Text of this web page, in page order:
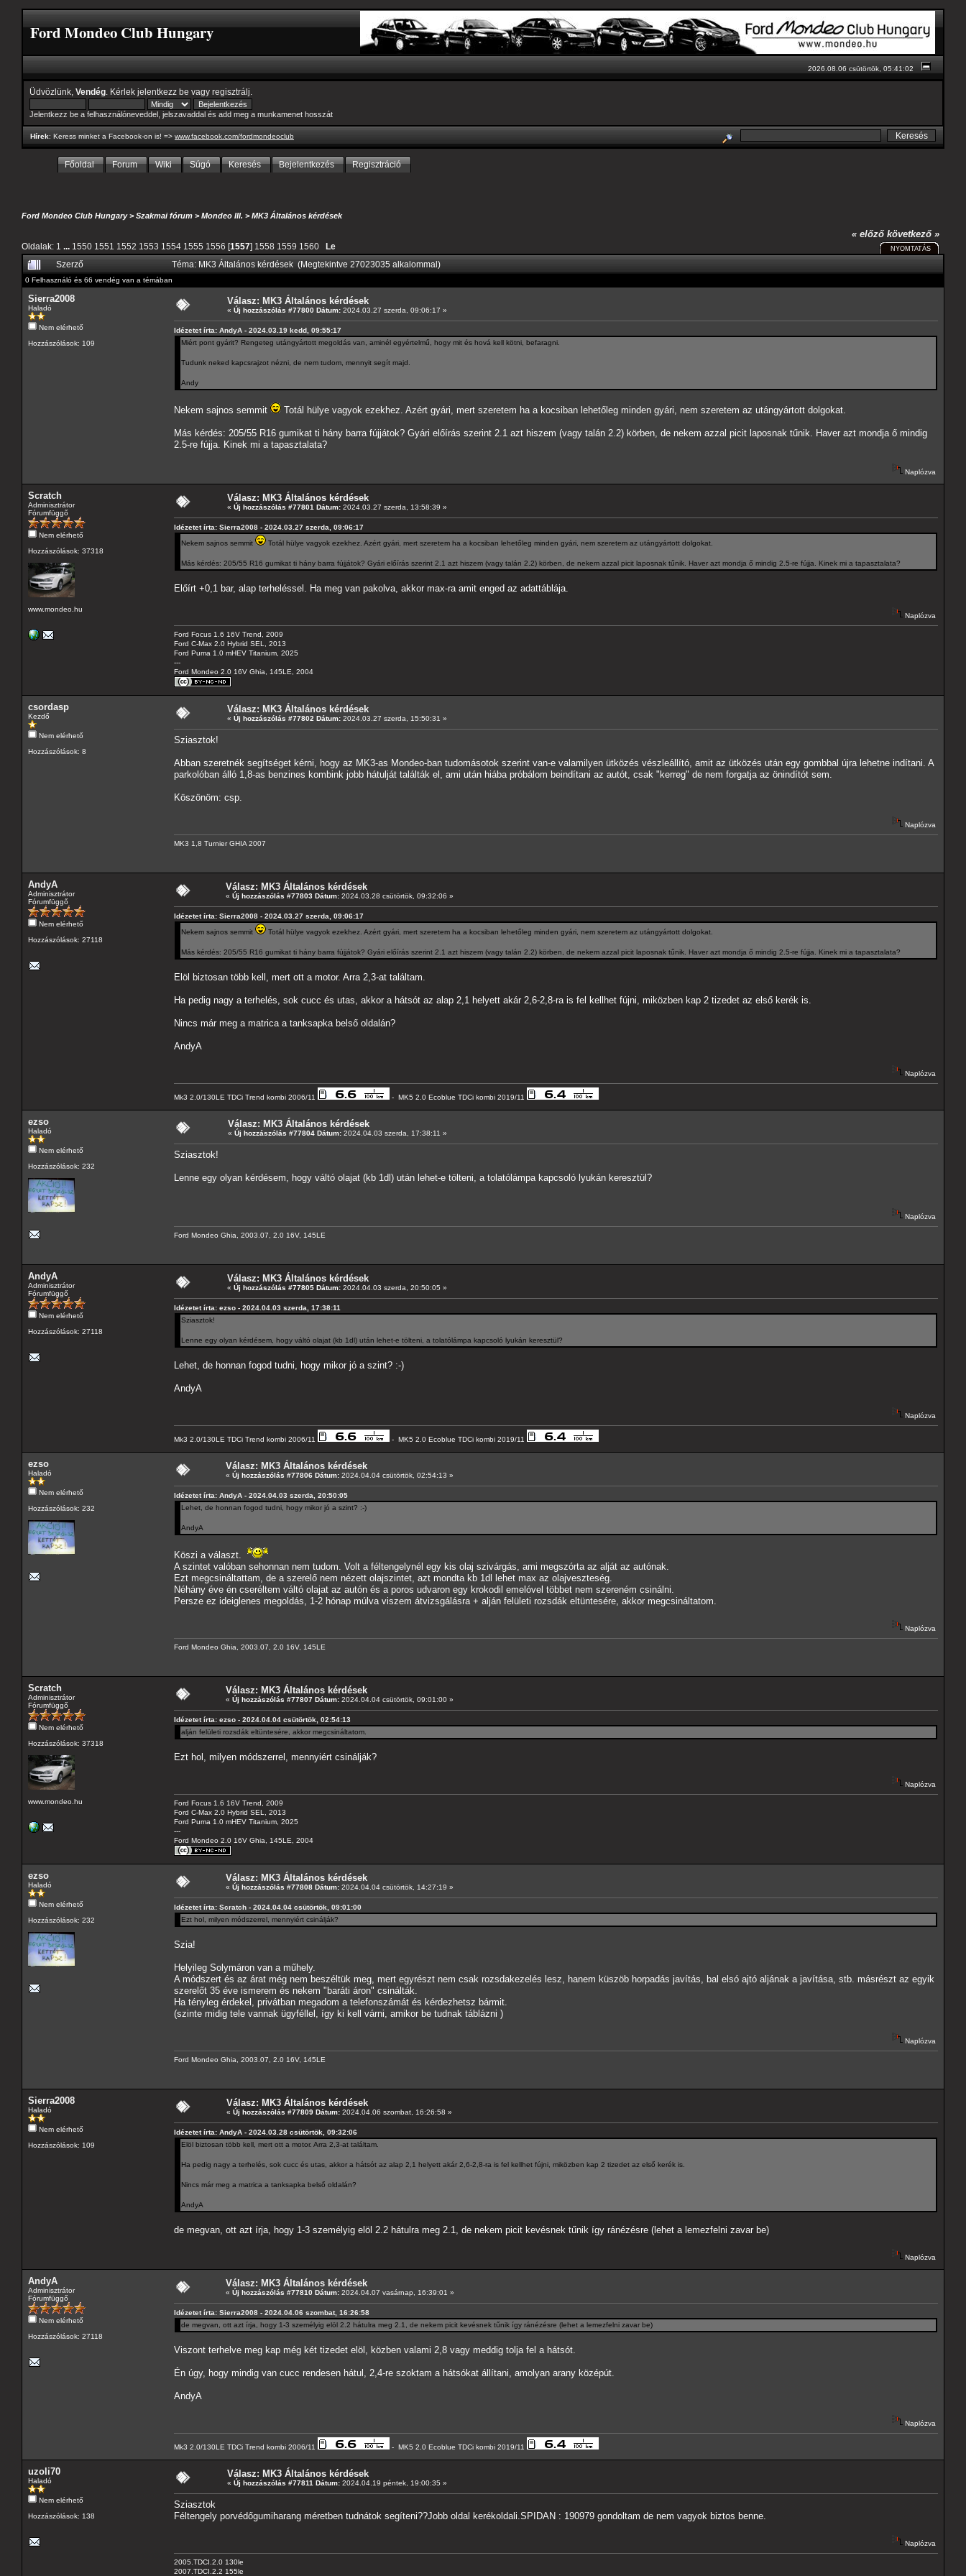
Ford Mondeo Club Hungary
2026.08.06 csütörtök, 05:41:02
Üdvözlünk, Vendég . Kérlek jelentkezz be vagy regisztrálj
Jelentkezz be a felhasználóneveddel, jelszavaddal és add meg a munkamenet hosszát
Hírek: Keress minket a Facebook-on is! => www.facebook.com/fordmondeoclub
Főoldal Forum Wiki Súgó Keresés Bejelentkezés Regisztráció
Ford Mondeo Club Hungary>Szakmai fórum >Mondeo III. >MK3 Általános kérdések
Oldalak: 1 ... 1550 1551 1552 1553 1554 1555 1556 [1557] 1558 1559 1560 Le
« előző következő »
NYOMTATÁS
Szerző Téma: MK3 Általános kérdések (Megtekintve 27023035 alkalommal)
0 Felhasználó és 66 vendég van a témában
Sierra2008
Haladó
Nem elérhető
Hozzászólások: 109
Válasz: MK3 Általános kérdések
« Új hozzászólás #77800 Dátum: 2024.03.27 szerda, 09:06:17 »
Idézetet írta: AndyA - 2024.03.19 kedd, 09:55:17
Miért pont gyárit? Rengeteg utángyártott megoldás van, aminél egyértelmű, hogy mit és hová kell kötni, befaragni.
Tudunk neked kapcsrajzot nézni, de nem tudom, mennyit segít majd.
Andy
Nekem sajnos semmit Totál hülye vagyok ezekhez. Azért gyári, mert szeretem ha a kocsiban lehetőleg minden gyári, nem szeretem az utángyártott dolgokat.
Más kérdés: 205/55 R16 gumikat ti hány barra fújjátok? Gyári előírás szerint 2.1 azt hiszem (vagy talán 2.2) körben, de nekem azzal picit laposnak tűnik. Haver azt mondja ő mindig
2.5-re fújja. Kinek mi a tapasztalata?
Naplózva
Scratch
Adminisztrátor
Fórumfüggő
Nem elérhető
Hozzászólások: 37318
www.mondeo.hu
Válasz: MK3 Általános kérdések
« Új hozzászólás #77801 Dátum: 2024.03.27 szerda, 13:58:39 »
Idézetet írta: Sierra2008 - 2024.03.27 szerda, 09:06:17
Nekem sajnos semmit
Totál hülye vagyok ezekhez. Azért gyári, mert szeretem ha a kocsiban lehetőleg minden gyári, nem szeretem az utángyártott dolgokat.
Más kérdés: 205/55 R16 gumikat ti hány barra fújjátok? Gyári előírás szerint 2.1 azt hiszem (vagy talán 2.2) körben, de nekem azzal picit laposnak tűnik. Haver azt mondja ő mindig 2.5-re fújja. Kinek mi a tapasztalata?
Előírt +0,1 bar, alap terheléssel. Ha meg van pakolva, akkor max-ra amit enged az adattáblája.
Naplózva
Ford Focus 1.6 16V Trend, 2009
Ford C-Max 2.0 Hybrid SEL, 2013
Ford Puma 1.0 mHEV Titanium, 2025
---
Ford Mondeo 2.0 16V Ghia, 145LE, 2004
csordasp
Kezdő
Nem elérhető
Hozzászólások: 8
Válasz: MK3 Általános kérdések
« Új hozzászólás #77802 Dátum: 2024.03.27 szerda, 15:50:31 »
Sziasztok!
Abban szeretnék segítséget kérni, hogy az MK3-as Mondeo-ban tudomásotok szerint van-e valamilyen ütközés vészleállító, amit az ütközés után egy gombbal újra lehetne indítani. A
parkolóban álló 1,8-as benzines kombink jobb hátulját találták el, ami után hiába próbálom beindítani az autót, csak "kerreg" de nem forgatja az önindítót sem.
Köszönöm: csp.
Naplózva
MK3 1,8 Turnier GHIA 2007
AndyA
Adminisztrátor
Fórumfüggő
Nem elérhető
Hozzászólások: 27118
Válasz: MK3 Általános kérdések
« Új hozzászólás #77803 Dátum: 2024.03.28 csütörtök, 09:32:06 »
Idézetet írta: Sierra2008 - 2024.03.27 szerda, 09:06:17
Nekem sajnos semmit
Totál hülye vagyok ezekhez. Azért gyári, mert szeretem ha a kocsiban lehetőleg minden gyári, nem szeretem az utángyártott dolgokat.
Más kérdés: 205/55 R16 gumikat ti hány barra fújjátok? Gyári előírás szerint 2.1 azt hiszem (vagy talán 2.2) körben, de nekem azzal picit laposnak tűnik. Haver azt mondja ő mindig 2.5-re fújja. Kinek mi a tapasztalata?
Elöl biztosan több kell, mert ott a motor. Arra 2,3-at találtam.
Ha pedig nagy a terhelés, sok cucc és utas, akkor a hátsót az alap 2,1 helyett akár 2,6-2,8-ra is fel kellhet fújni, miközben kap 2 tizedet az első kerék is.
Nincs már meg a matrica a tanksapka belső oldalán?
AndyA
Naplózva
Mk3 2.0/130LE TDCi Trend kombi 2006/11 - MK5 2.0 Ecoblue TDCi kombi 2019/11
ezso
Haladó
Nem elérhető
Hozzászólások: 232
Válasz: MK3 Általános kérdések
« Új hozzászólás #77804 Dátum: 2024.04.03 szerda, 17:38:11 »
Sziasztok!
Lenne egy olyan kérdésem, hogy váltó olajat (kb 1dl) után lehet-e tölteni, a tolatólámpa kapcsoló lyukán keresztül?
Naplózva
Ford Mondeo Ghia, 2003.07, 2.0 16V, 145LE
AndyA
Adminisztrátor
Fórumfüggő
Nem elérhető
Hozzászólások: 27118
Válasz: MK3 Általános kérdések
« Új hozzászólás #77805 Dátum: 2024.04.03 szerda, 20:50:05 »
Idézetet írta: ezso - 2024.04.03 szerda, 17:38:11
Sziasztok!
Lenne egy olyan kérdésem, hogy váltó olajat (kb 1dl) után lehet-e tölteni, a tolatólámpa kapcsoló lyukán keresztül?
Lehet, de honnan fogod tudni, hogy mikor jó a szint? :-)
AndyA
Naplózva
Mk3 2.0/130LE TDCi Trend kombi 2006/11 - MK5 2.0 Ecoblue TDCi kombi 2019/11
ezso
Haladó
Nem elérhető
Hozzászólások: 232
Válasz: MK3 Általános kérdések
« Új hozzászólás #77806 Dátum: 2024.04.04 csütörtök, 02:54:13 »
Idézetet írta: AndyA - 2024.04.03 szerda, 20:50:05
Lehet, de honnan fogod tudni, hogy mikor jó a szint? :-)
AndyA
Köszi a választ.
A szintet valóban sehonnan nem tudom. Volt a féltengelynél egy kis olaj szivárgás, ami megszórta az alját az autónak.
Ezt megcsináltattam, de a szerelő nem nézett olajszintet, azt mondta kb 1dl lehet max az olajveszteség.
Néhány éve én cseréltem váltó olajat az autón és a poros udvaron egy krokodil emelóvel többet nem szereném csinálni.
Persze ez ideiglenes megoldás, 1-2 hónap múlva viszem átvizsgálásra + alján felületi rozsdák eltüntesére, akkor megcsináltatom.
Naplózva
Ford Mondeo Ghia, 2003.07, 2.0 16V, 145LE
Scratch
Adminisztrátor
Fórumfüggő
Nem elérhető
Hozzászólások: 37318
www.mondeo.hu
Válasz: MK3 Általános kérdések
« Új hozzászólás #77807 Dátum: 2024.04.04 csütörtök, 09:01:00 »
Idézetet írta: ezso - 2024.04.04 csütörtök, 02:54:13
alján felületi rozsdák eltüntesére, akkor megcsináltatom.
Ezt hol, milyen módszerrel, mennyiért csinálják?
Naplózva
Ford Focus 1.6 16V Trend, 2009
Ford C-Max 2.0 Hybrid SEL, 2013
Ford Puma 1.0 mHEV Titanium, 2025
---
Ford Mondeo 2.0 16V Ghia, 145LE, 2004
ezso
Haladó
Nem elérhető
Hozzászólások: 232
Válasz: MK3 Általános kérdések
« Új hozzászólás #77808 Dátum: 2024.04.04 csütörtök, 14:27:19 »
Idézetet írta: Scratch - 2024.04.04 csütörtök, 09:01:00
Ezt hol, milyen módszerrel, mennyiért csinálják?
Szia!
Helyileg Solymáron van a műhely.
A módszert és az árat még nem beszéltük meg, mert egyrészt nem csak rozsdakezelés lesz, hanem küszöb horpadás javítás, bal elsó ajtó aljának a javítása, stb. másrészt az egyik
szerelőt 35 éve ismerem és nekem "baráti áron" csinálták.
Ha tényleg érdekel, privátban megadom a telefonszámát és kérdezhetsz bármit.
(szinte midig tele vannak ügyféllel, így ki kell várni, amikor be tudnak táblázni )
Naplózva
Ford Mondeo Ghia, 2003.07, 2.0 16V, 145LE
Sierra2008
Haladó
Nem elérhető
Hozzászólások: 109
Válasz: MK3 Általános kérdések
« Új hozzászólás #77809 Dátum: 2024.04.06 szombat, 16:26:58 »
Idézetet írta: AndyA - 2024.03.28 csütörtök, 09:32:06
Elöl biztosan több kell, mert ott a motor. Arra 2,3-at találtam.
Ha pedig nagy a terhelés, sok cucc és utas, akkor a hátsót az alap 2,1 helyett akár 2,6-2,8-ra is fel kellhet fújni, miközben kap 2 tizedet az első kerék is.
Nincs már meg a matrica a tanksapka belső oldalán?
AndyA
de megvan, ott azt írja, hogy 1-3 személyig elöl 2.2 hátulra meg 2.1, de nekem picit kevésnek tűnik így ránézésre (lehet a lemezfelni zavar be)
Naplózva
AndyA
Adminisztrátor
Fórumfüggő
Nem elérhető
Hozzászólások: 27118
Válasz: MK3 Általános kérdések
« Új hozzászólás #77810 Dátum: 2024.04.07 vasárnap, 16:39:01 »
Idézetet írta: Sierra2008 - 2024.04.06 szombat, 16:26:58
de megvan, ott azt írja, hogy 1-3 személyig elöl 2.2 hátulra meg 2.1, de nekem picit kevésnek tűnik így ránézésre (lehet a lemezfelni zavar be)
Viszont terhelve meg kap még két tizedet elöl, közben valami 2,8 vagy meddig tolja fel a hátsót.
Én úgy, hogy mindig van cucc rendesen hátul, 2,4-re szoktam a hátsókat állítani, amolyan arany középút.
AndyA
Naplózva
Mk3 2.0/130LE TDCi Trend kombi 2006/11 - MK5 2.0 Ecoblue TDCi kombi 2019/11
uzoli70
Haladó
Nem elérhető
Hozzászólások: 138
Válasz: MK3 Általános kérdések
« Új hozzászólás #77811 Dátum: 2024.04.19 péntek, 19:00:35 »
Sziasztok
Féltengely porvédőgumiharang méretben tudnátok segíteni??Jobb oldal kerékoldali.SPIDAN : 190979 gondoltam de nem vagyok biztos benne.
Naplózva
2005.TDCI.2.0 130le
2007.TDCI.2.2 155le